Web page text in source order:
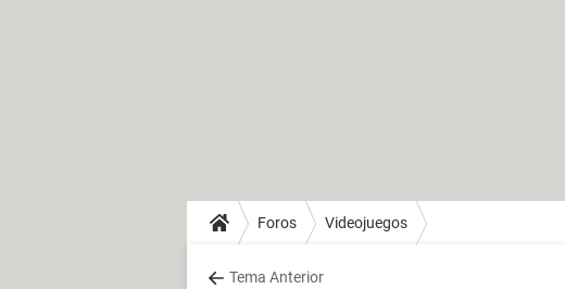
Foros Videojuegos
Tema Anterior